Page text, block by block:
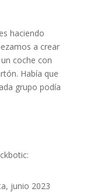
haciendo
a crear
coche con
Había que
grupo podía
junio 2023